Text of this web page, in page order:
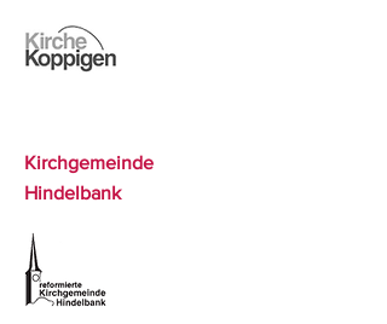
Kirchgemeinde
Hindelbank